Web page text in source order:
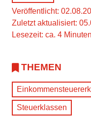
Veröffentlicht:
Zuletzt aktualisiert:
Lesezeit: ca. 4 Minuten
THEMEN
Steuerklassen